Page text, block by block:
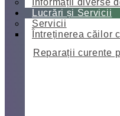
Informații diverse
Lucrări și Servicii
Servicii
Întreținerea căilor
Reparații curente